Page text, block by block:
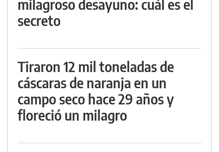
milagroso desayuno: cuál es el
secreto
Tiraron 12 mil toneladas de
cáscaras de naranja en un
campo seco hace 29 años y
floreció un milagro